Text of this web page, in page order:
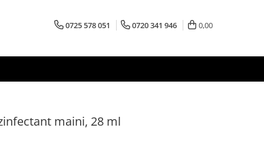
0725 578 051 0720 341 946 0,00
maini, 28 ml